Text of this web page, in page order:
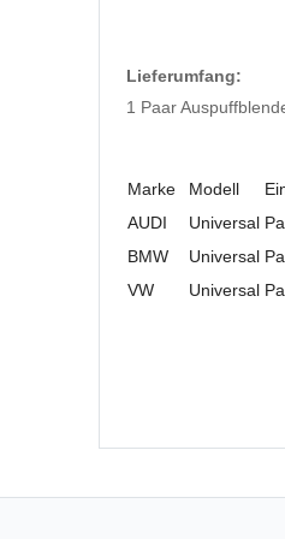
Lieferumfang:
1 Paar
Marke Modell
AUDI
Universal
BMW
Universal
VW
Universal